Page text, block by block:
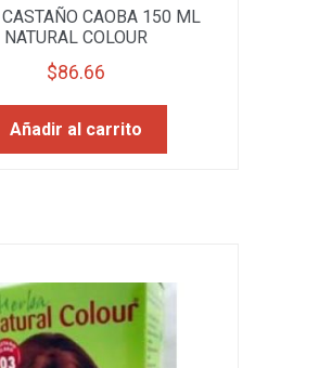
CAOBA 150 ML
NATURAL COLOUR
$86.66
Añadir al carrito